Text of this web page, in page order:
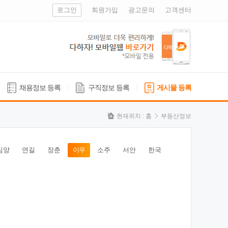
로그인 회원가입 광고문의 고객센터
채용정보 등록 구직정보 등록 게시물 등록
현재위치 : 홈 부동산정보
양 연길 장춘 이우 소주 서안 한국